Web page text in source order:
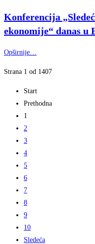
Konferencija
ekonomije“ danas u
Opširnije…
Strana 1 od 1407
Start
Prethodna
1
2
3
4
5
6
7
8
9
10
Sledeća